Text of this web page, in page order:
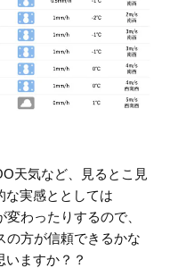
天気など、見るとこ見
実感ととしては
変わったりするので、
の方が信頼できるかな
ますか？？